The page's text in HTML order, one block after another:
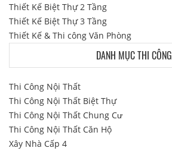
Thiết Kế Biệt Thự 2 Tầng
Thiết Kế Biệt Thự 3 Tầng
Thiết Kế & Thi công Văn Phòng
DANH MỤC THI CÔNG
Thi Công Nội Thất
Thi Công Nội Thất Biệt Thự
Thi Công Nội Thất Chung Cư
Thi Công Nội Thất Căn Hộ
Xây Nhà Cấp 4